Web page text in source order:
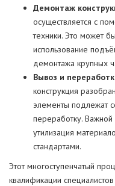
Демонтаж
осуществляется с
техники. Это может
использование
демонтажа крупных
Вывоз и
конструкция
элементы подлежат
переработку. Важной
утилизация
стандартами.
Этот многоступенчатый
квалификации